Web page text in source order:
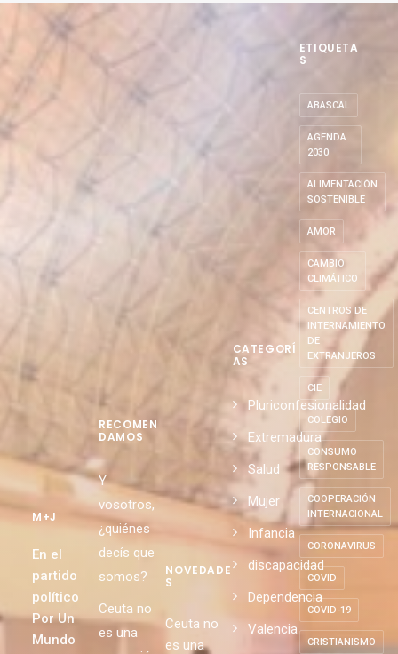
M+J
En el
partido
político
Por Un
Mundo
RECOMEN
DAMOS
Y
vosotros,
¿quiénes
decís que
somos?
Ceuta no
es una
NOVEDADE
S
Ceuta no
es una
CATEGORÍ
AS
Pluriconfesionalidad
Extremadura
Salud
Mujer
Infancia
discapacidad
Dependencia
Valencia
ETIQUETA
S
ABASCAL
AGENDA
2030
ALIMENTACIÓN
SOSTENIBLE
AMOR
CAMBIO
CLIMÁTICO
CENTROS DE
INTERNAMIENTO
DE
EXTRANJEROS
CIE
COLEGIO
CONSUMO
RESPONSABLE
COOPERACIÓN
INTERNACIONAL
CORONAVIRUS
COVID
COVID-19
CRISTIANISMO